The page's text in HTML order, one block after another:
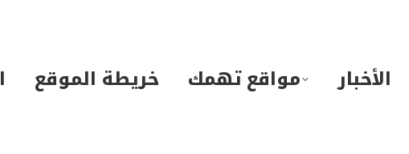
الأخبار مواقع تهمك خريطة الموقع